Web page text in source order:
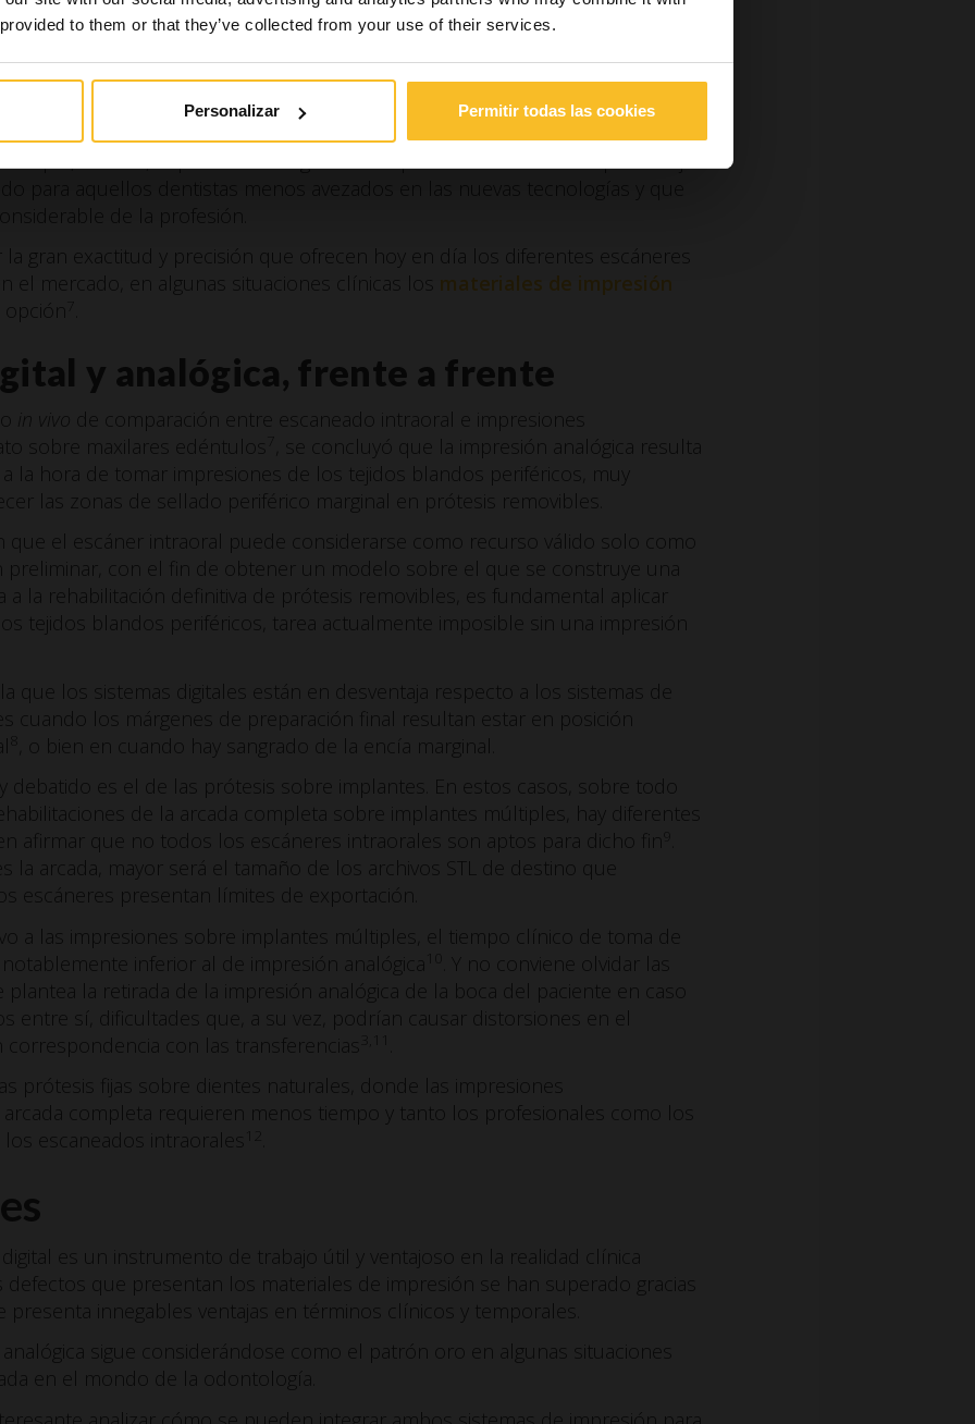
to them or that they’ve collected from your use of their services.
Personalizar Permitir todas las cookies
como el alginato como si se emplean elastómeros). Los escáneres
no solo por el coste de adquisición inicial, sino también por sus costes
asistencia técnica. Todo ello hace que el dentista necesite obtener un
a corto plazo.
que, a veces, el proceso de digitalización plantea una curva de aprendizaje
la gran exactitud y precisión que ofrecen hoy en día los diferentes escáneres
el mercado, en algunas situaciones clínicas los materiales de impresión
y analógica, frente a frente
in vivo
de comparación entre escaneado intraoral e impresiones
sobre maxilares edéntulos
, se concluyó que la impresión analógica resulta
la hora de tomar impresiones de los tejidos blandos periféricos, muy
las zonas de sellado periférico marginal en prótesis removibles.
el escáner intraoral puede considerarse como recurso válido solo como
preliminar, con el fin de obtener un modelo sobre el que se construye una
a la rehabilitación definitiva de prótesis removibles, es fundamental aplicar
tejidos blandos periféricos, tarea actualmente imposible sin una impresión
que los sistemas digitales están en desventaja respecto a los sistemas de
cuando los márgenes de preparación final resultan estar en posición
, o bien en cuando hay sangrado de la encía marginal.
debatido es el de las prótesis sobre implantes. En estos casos, sobre todo
de la arcada completa sobre implantes múltiples, hay diferentes
afirmar que no todos los escáneres intraorales son aptos para dicho fin
la arcada, mayor será el tamaño de los archivos STL de destino que
escáneres presentan límites de exportación.
a las impresiones sobre implantes múltiples, el tiempo clínico de toma de
inferior al de impresión analógica
. Y no conviene olvidar las
la retirada de la impresión analógica de la boca del paciente en caso
entre sí, dificultades que, a su vez, podrían causar distorsiones en el
con las transferencias
prótesis fijas sobre dientes naturales, donde las impresiones
arcada completa requieren menos tiempo y tanto los profesionales como los
escaneados intraorales
es un instrumento de trabajo útil y ventajoso en la realidad clínica
defectos que presentan los materiales de impresión se han superado gracias
presenta innegables ventajas en términos clínicos y temporales.
sigue considerándose como el patrón oro en algunas situaciones
en el mondo de la odontología.